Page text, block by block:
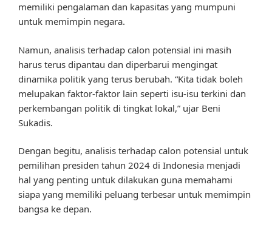
memiliki pengalaman dan kapasitas yang mumpuni
untuk memimpin negara.
Namun, analisis terhadap calon potensial ini masih
harus terus dipantau dan diperbarui mengingat
dinamika politik yang terus berubah. “Kita tidak boleh
melupakan faktor-faktor lain seperti isu-isu terkini dan
perkembangan politik di tingkat lokal,” ujar Beni
Sukadis.
Dengan begitu, analisis terhadap calon potensial untuk
pemilihan presiden tahun 2024 di Indonesia menjadi
hal yang penting untuk dilakukan guna memahami
siapa yang memiliki peluang terbesar untuk memimpin
bangsa ke depan.